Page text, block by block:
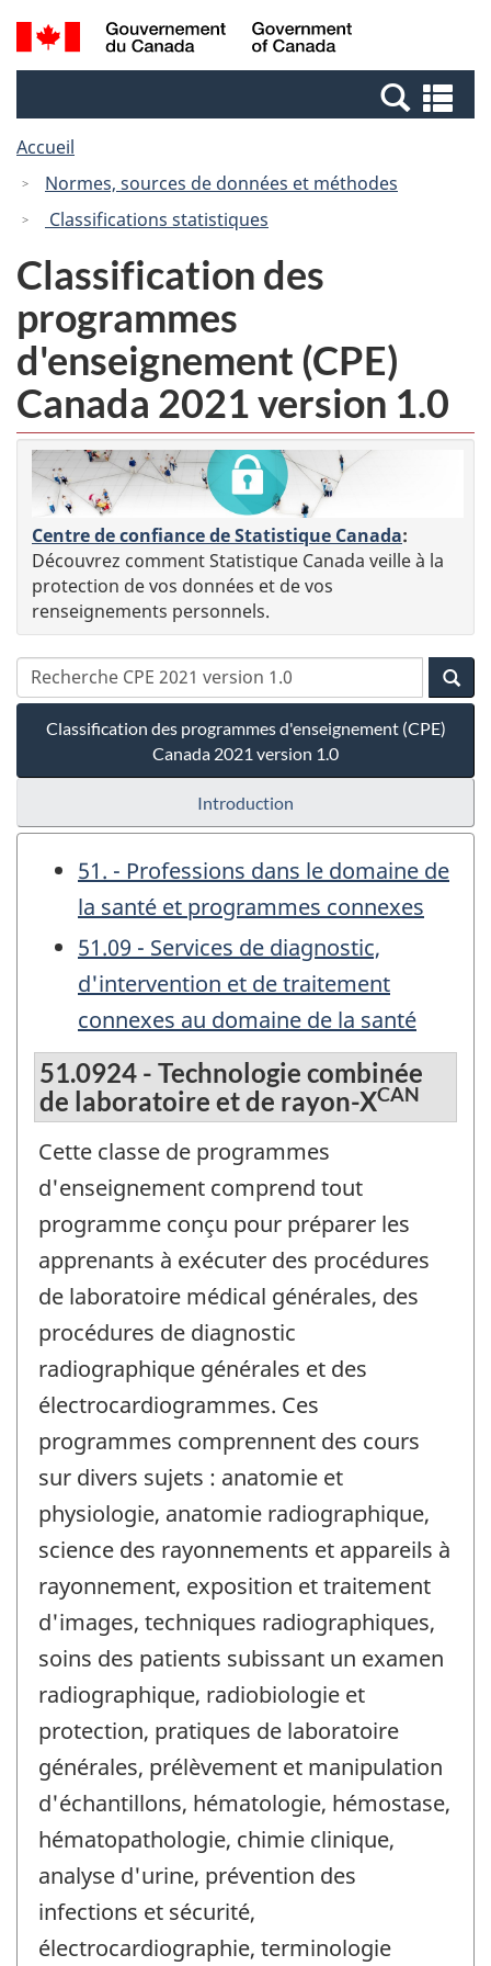
Passer
au
Passer
à
Canada
Recherche
et
et
Accueil
Normes, sources de données et méthodes
Classifications statistiques
Classification des
programmes
d'enseignement (CPE)
Canada 2021 version 1.0
Centre de confiance de Statistique Canada:
Découvrez comment Statistique Canada veille à la
protection de vos données et de vos
renseignements personnels.
Classification des programmes d'enseignement (CPE)
Canada 2021 version 1.0
Introduction
51. - Professions dans le domaine de
la santé et programmes connexes
51.09 - Services de diagnostic,
d'intervention et de traitement
connexes au domaine de la santé
51.0924 - Technologie combinée
de laboratoire et de rayon-XCAN
Cette classe de programmes
d'enseignement comprend tout
programme conçu pour préparer les
apprenants à exécuter des procédures
de laboratoire médical générales, des
procédures de diagnostic
radiographique générales et des
électrocardiogrammes. Ces
programmes comprennent des cours
sur divers sujets : anatomie et
physiologie, anatomie radiographique,
science des rayonnements et appareils à
rayonnement, exposition et traitement
d'images, techniques radiographiques,
soins des patients subissant un examen
radiographique, radiobiologie et
protection, pratiques de laboratoire
générales, prélèvement et manipulation
d'échantillons, hématologie, hémostase,
hématopathologie, chimie clinique,
analyse d'urine, prévention des
infections et sécurité,
électrocardiographie, terminologie